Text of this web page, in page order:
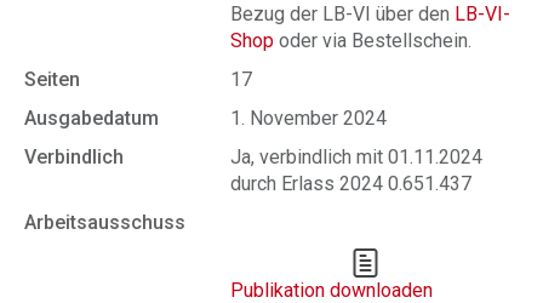
Bezug der LB-VI über den LB-VI-
Shop oder via Bestellschein.
Seiten
17
Ausgabedatum
1. November 2024
Verbindlich
Ja, verbindlich mit 01.11.2024
durch Erlass 2024 0.651.437
Arbeitsausschuss
Publikation downloaden